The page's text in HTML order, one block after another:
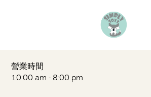
營業時間
10:00 am - 8:00 pm